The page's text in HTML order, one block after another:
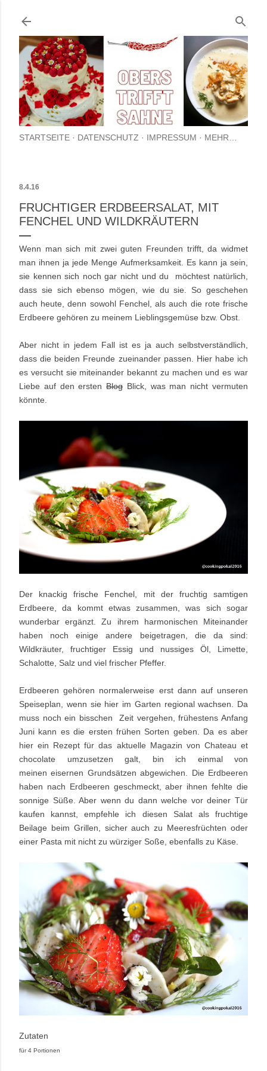
STARTSEITE DATENSCHUTZ IMPRESSUM MEHR…
8.4.16
FRUCHTIGER ERDBEERSALAT, MIT
FENCHEL UND WILDKRÄUTERN
Wenn man sich mit zwei guten Freunden trifft, da widmet
man ihnen ja jede Menge Aufmerksamkeit. Es kann ja sein,
sie kennen sich noch gar nicht und du möchtest natürlich,
dass sie sich ebenso mögen, wie du sie. So geschehen
auch heute, denn sowohl Fenchel, als auch die rote frische
Erdbeere gehören zu meinem Lieblingsgemüse bzw. Obst.
Aber nicht in jedem Fall ist es ja auch selbstverständlich,
dass die beiden Freunde zueinander passen. Hier habe ich
es versucht sie miteinander bekannt zu machen und es war
Liebe auf den erstenBlog Blick, was man nicht vermuten
könnte.
Der knackig frische Fenchel, mit der fruchtig samtigen
Erdbeere, da kommt etwas zusammen, was sich sogar
wunderbar ergänzt. Zu ihrem harmonischen Miteinander
haben noch einige andere beigetragen, die da sind:
Wildkräuter, fruchtiger Essig und nussiges Öl, Limette,
Schalotte, Salz und viel frischer Pfeffer.
Erdbeeren gehören normalerweise erst dann auf unseren
Speiseplan, wenn sie hier im Garten regional wachsen. Da
muss noch ein bisschen Zeit vergehen, frühestens Anfang
Juni kann es die ersten frühen Sorten geben. Da es aber
hier ein Rezept für das aktuelle Magazin von Chateau et
chocolate umzusetzen galt, bin ich einmal von
meinen eisernen Grundsätzen abgewichen. Die Erdbeeren
haben nach Erdbeeren geschmeckt, aber ihnen fehlte die
sonnige Süße. Aber wenn du dann welche vor deiner Tür
kaufen kannst, empfehle ich diesen Salat als fruchtige
Beilage beim Grillen, sicher auch zu Meeresfrüchten oder
einer Pasta mit nicht zu würziger Soße, ebenfalls zu Käse.
Zutaten
für 4 Portionen